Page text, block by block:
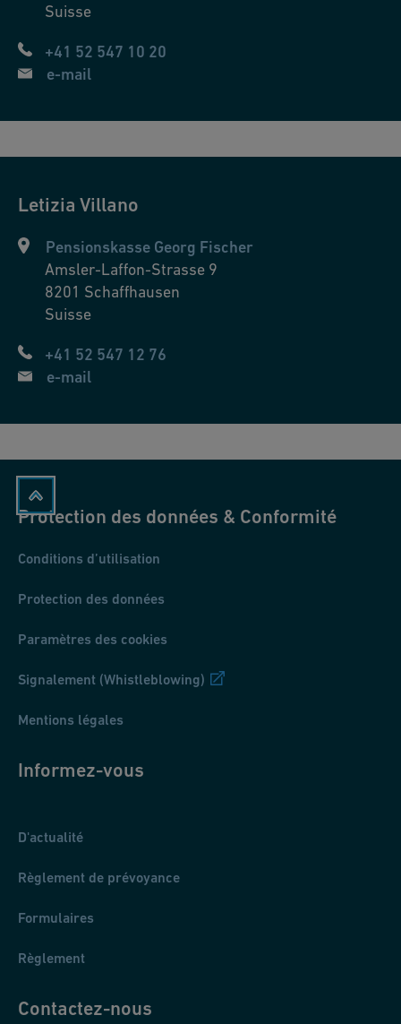
Suisse
+41 52 547 10 20
e-mail
Letizia Villano
Pensionskasse Georg Fischer
Amsler-Laffon-Strasse 9
8201 Schaffhausen
Suisse
+41 52 547 12 76
e-mail
Protection des données & Conformité
Conditions d’utilisation
Protection des données
Paramètres des cookies
Signalement (Whistleblowing)
Mentions légales
Informez-vous
D'actualité
Règlement de prévoyance
Formulaires
Règlement
Contactez-nous